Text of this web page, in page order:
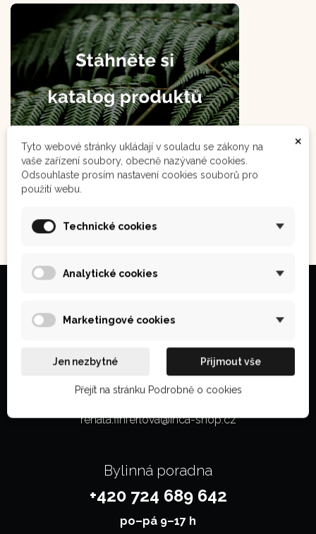
Zákaznická linka
+420 770 607 512
po–⁠⁠⁠⁠⁠⁠pá 8–15 h
renata.finferlova@inca-shop.cz
Bylinná poradna
+420 724 689 642
po–⁠⁠⁠⁠⁠⁠pá 9–17 h
×
Tyto webové stránky ukládají v souladu se zákony na
vaše zařízení soubory, obecně nazývané cookies.
Odsouhlaste prosím nastavení cookies souborů pro
použití webu.
Technické cookies
Analytické cookies
Marketingové cookies
Jen nezbytné Přijmout vše
Přejít na stránku Podrobně o cookies